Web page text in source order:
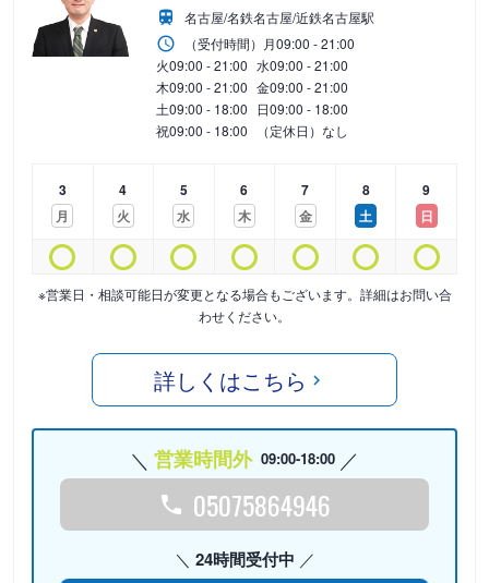
名古屋/名鉄名古屋/近鉄名古屋駅
（受付時間） 月09:00 - 21:00
火09:00 - 21:00 水09:00 - 21:00
木09:00 - 21:00 金09:00 - 21:00
土09:00 - 18:00 日09:00 - 18:00
祝09:00 - 18:00 （定休日）なし
3
月
4
火
5
水
6
木
7
金
8
土
9
日
※営業日・相談可能日が変更となる場合もございます。詳細はお問い合
わせください。
詳しくはこちら
営業時間外 09:00-18:00
05075864946
24時間受付中